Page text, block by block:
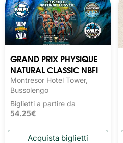
GRAND PRIX PHYSIQUE
NATURAL CLASSIC NBFI
Montresor Hotel Tower,
Bussolengo
Biglietti a partire da
54.25€